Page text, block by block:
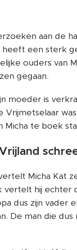
aan de
een sterk
ouders van
gegaan.
moeder is
Vrijmetselaar
Micha te boek
Micha Kat
hij echter
dus zijn
De man die